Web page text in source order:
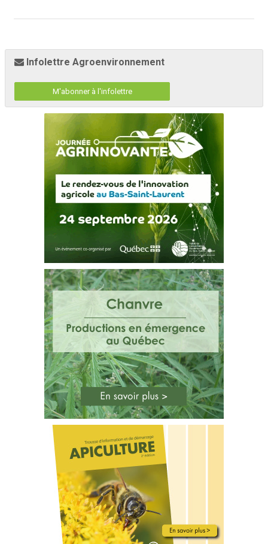
Infolettre Agroenvironnement
M'abonner à l'infolettre